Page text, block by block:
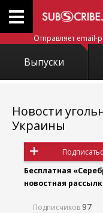
Отправляет
Выпуски
Новости
Украины
Бесплатная
новостная
Подписчиков97